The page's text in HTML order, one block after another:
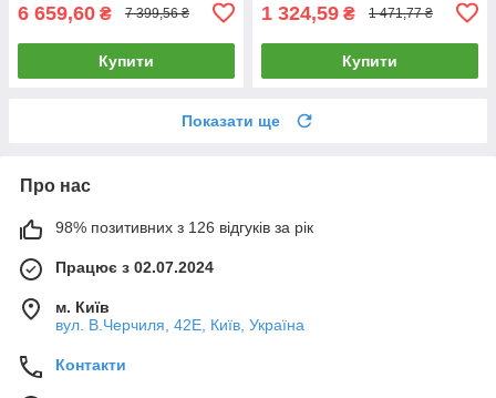
6 659,60 ₴ 7 399,56 ₴
Купити
1 324,59 ₴ 1 471,77 ₴
Купити
Показати ще
Про нас
98% позитивних з 126 відгуків за рік
Працює з 02.07.2024
м. Київ
вул. В.Черчиля, 42Е, Київ, Україна
Контакти